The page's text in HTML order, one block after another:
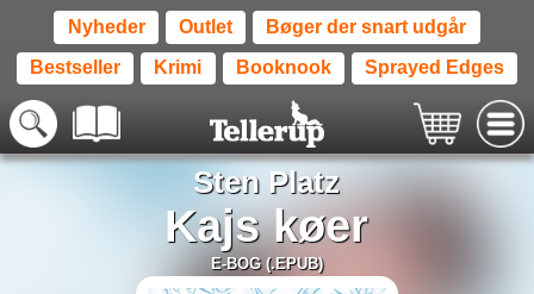
Nyheder Outlet Bøger der snart udgår
Bestseller Krimi Booknook Sprayed Edges
Sten Platz
Kajs køer
E-BOG (.EPUB)